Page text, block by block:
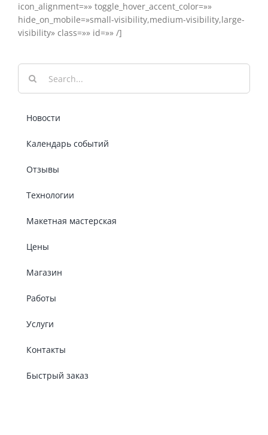
icon_alignment=»» toggle_hover_accent_color=»»
hide_on_mobile=»small-visibility,medium-visibility,large-
visibility» class=»» id=»» /]
Результат
поиска:
Новости
Календарь событий
Отзывы
Технологии
Макетная мастерская
Цены
Магазин
Работы
Услуги
Контакты
Быстрый заказ